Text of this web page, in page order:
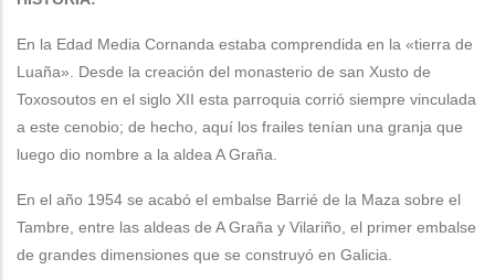
En la Edad Media Cornanda estaba comprendida en la «tierra de
Luaña». Desde la creación del monasterio de san Xusto de
Toxosoutos en el siglo XII esta parroquia corrió siempre vinculada
a este cenobio; de hecho, aquí los frailes tenían una granja que
luego dio nombre a la aldea A Graña.
En el año 1954 se acabó el embalse Barrié de la Maza sobre el
Tambre, entre las aldeas de A Graña y Vilariño, el primer embalse
de grandes dimensiones que se construyó en Galicia.